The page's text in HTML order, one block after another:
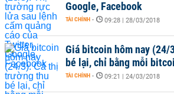
Google, Facebook
TÀI CHÍNH - 09:28 | 28/03/2018
Giá bitcoin hôm nay
bé lại, chỉ bằng mỗi
TÀI CHÍNH - 09:21 | 24/03/2018